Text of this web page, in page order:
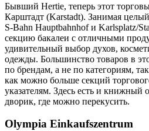
Бывший Hertie, теперь этот
Карштадт (Karstadt). Занимая
S-Bahn Hauptbahnhof и Karlsplatz/
секцию бакалеи с отличными
удивительный выбор духов,
одежды. Большинство товаров в
по брендам, а не по категориям,
как можно больше секций
указателям. Здесь есть и книжный
дворик, где можно перекусить.
Olympia Einkaufszentrum